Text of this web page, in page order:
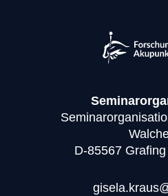
D-85567